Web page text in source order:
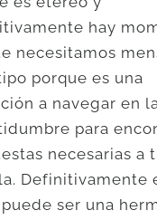
hay
necesitamos
porque es una
a navegar en
para
necesarias a
Definitivamente
ser una